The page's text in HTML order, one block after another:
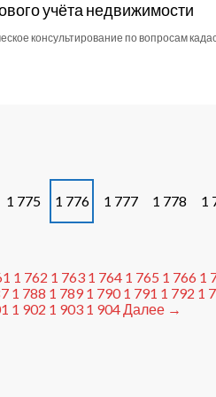
учёта недвижимости
консультирование по вопросам
1 775 1 776 1 777 1 778 1
1 762 1 763 1 764 1 765 1 766 1
1 788 1 789 1 790 1 791 1 792 1
1 902 1 903 1 904Далее →